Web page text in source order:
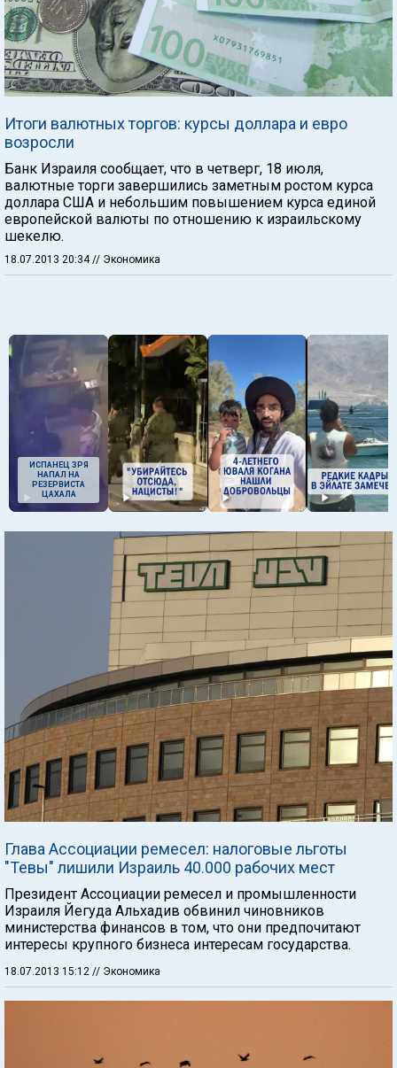
Итоги валютных торгов: курсы доллара и евро
возросли
Банк Израиля сообщает, что в четверг, 18 июля,
валютные торги завершились заметным ростом курса
доллара США и небольшим повышением курса единой
европейской валюты по отношению к израильскому
шекелю.
18.07.2013 20:34 // Экономика
ИСПАНЕЦ ЗРЯ
НАПАЛ НА
РЕЗЕРВИСТА
ЦАХАЛА
Глава Ассоциации ремесел: налоговые льготы
"Тевы" лишили Израиль 40.000 рабочих мест
Президент Ассоциации ремесел и промышленности
Израиля Йегуда Альхадив обвинил чиновников
министерства финансов в том, что они предпочитают
интересы крупного бизнеса интересам государства.
18.07.2013 15:12 // Экономика